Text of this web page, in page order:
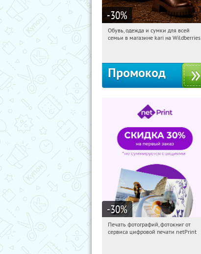
-30%
07:11:52 Получили:
Обувь, одежда и сумки для всей
семьи в магазине kari на Wildberries
Промокод
-30%
07:11:52 Получили:
Печать фотографий, фотокниг от
сервиса цифровой печати netPrint